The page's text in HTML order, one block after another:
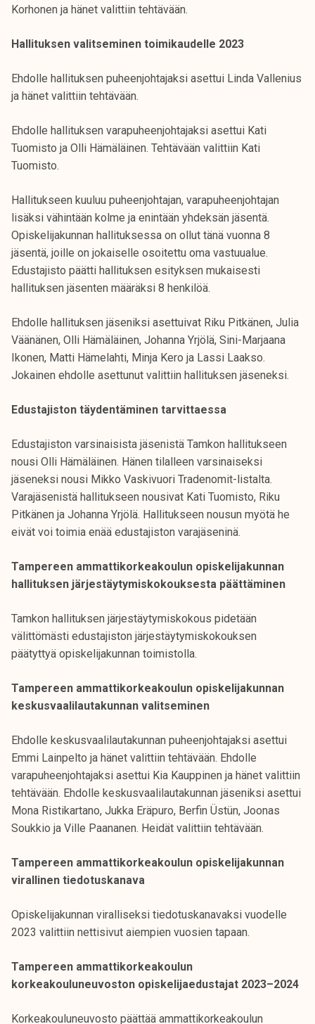
Korhonen ja hänet valittiin tehtävään.
Hallituksen valitseminen toimikaudelle 2023
Ehdolle hallituksen puheenjohtajaksi asettui Linda Vallenius
ja hänet valittiin tehtävään.
Ehdolle hallituksen varapuheenjohtajaksi asettui Kati
Tuomisto ja Olli Hämäläinen. Tehtävään valittiin Kati
Tuomisto.
Hallitukseen kuuluu puheenjohtajan, varapuheenjohtajan
lisäksi vähintään kolme ja enintään yhdeksän jäsentä.
Opiskelijakunnan hallituksessa on ollut tänä vuonna 8
jäsentä, joille on jokaiselle osoitettu oma vastuualue.
Edustajisto päätti hallituksen esityksen mukaisesti
hallituksen jäsenten määräksi 8 henkilöä.
Ehdolle hallituksen jäseniksi asettuivat Riku Pitkänen, Julia
Väänänen, Olli Hämäläinen, Johanna Yrjölä, Sini-Marjaana
Ikonen, Matti Hämelahti, Minja Kero ja Lassi Laakso.
Jokainen ehdolle asettunut valittiin hallituksen jäseneksi.
Edustajiston täydentäminen tarvittaessa
Edustajiston varsinaisista jäsenistä Tamkon hallitukseen
nousi Olli Hämäläinen. Hänen tilalleen varsinaiseksi
jäseneksi nousi Mikko Vaskivuori Tradenomit-listalta.
Varajäsenistä hallitukseen nousivat Kati Tuomisto, Riku
Pitkänen ja Johanna Yrjölä. Hallitukseen nousun myötä he
eivät voi toimia enää edustajiston varajäseninä.
Tampereen ammattikorkeakoulun opiskelijakunnan
hallituksen järjestäytymiskokouksesta päättäminen
Tamkon hallituksen järjestäytymiskokous pidetään
välittömästi edustajiston järjestäytymiskokouksen
päätyttyä opiskelijakunnan toimistolla.
Tampereen ammattikorkeakoulun opiskelijakunnan
keskusvaalilautakunnan valitseminen
Ehdolle keskusvaalilautakunnan puheenjohtajaksi asettui
Emmi Lainpelto ja hänet valittiin tehtävään. Ehdolle
varapuheenjohtajaksi asettui Kia Kauppinen ja hänet valittiin
tehtävään. Ehdolle keskusvaalilautakunnan jäseniksi asettui
Mona Ristikartano, Jukka Eräpuro, Berfin Üstün, Joonas
Soukkio ja Ville Paananen. Heidät valittiin tehtävään.
Tampereen ammattikorkeakoulun opiskelijakunnan
virallinen tiedotuskanava
Opiskelijakunnan viralliseksi tiedotuskanavaksi vuodelle
2023 valittiin nettisivut aiempien vuosien tapaan.
Tampereen ammattikorkeakoulun
korkeakouluneuvoston opiskelijaedustajat 2023–2024
Korkeakouluneuvosto päättää ammattikorkeakoulun